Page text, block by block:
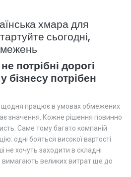
хмара для
сьогодні,
потрібні дорогі
потрібен
щодня працює в умовах обмежених
значення. Кожне рішення повинно
Саме тому багато компаній
одні бояться високої вартості
не хочуть заходити в складні
вимагають великих витрат ще до